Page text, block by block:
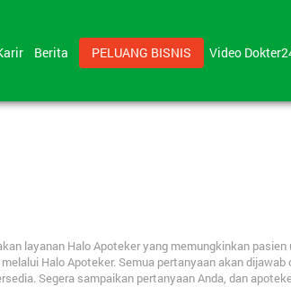
Berita PELUANG BISNIS Video
layanan Halo Apoteker yang memungkinkan
Halo Apoteker. Semua pertanyaan akan
Segera sampaikan pertanyaan Anda, dan